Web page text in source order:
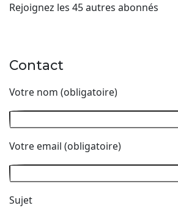
Rejoignez les 45 autres abonnés
Contact
Votre nom (obligatoire)
Votre email (obligatoire)
Sujet